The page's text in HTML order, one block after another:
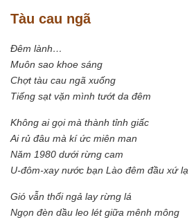
Tàu cau ngã
Đêm lành…
Muôn sao khoe sáng
Chợt tàu cau ngã xuống
Tiếng sạt vặn mình tướt da đêm
Không ai gọi mà thành tỉnh giấc
Ai rủ đâu mà kí ức miên man
Năm 1980 dưới rừng cam
U-đôm-xay nước bạn Lào đêm đầu xứ lạ
Gió vẫn thổi ngả lay rừng lá
Ngọn đèn dầu leo lét giữa mênh mông